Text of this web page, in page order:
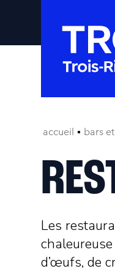
accueil bars
Les
d’œufs, de